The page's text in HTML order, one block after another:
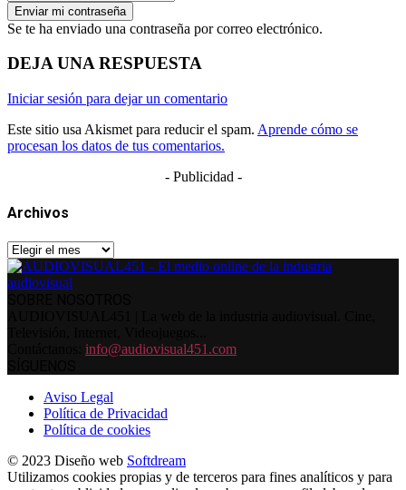
Se te ha enviado una contraseña por correo electrónico.
DEJA UNA RESPUESTA
Iniciar sesión para dejar un comentario
Este sitio usa Akismet para reducir el spam. Aprende cómo se
procesan los datos de tus comentarios.
- Publicidad -
Archivos
Archivos
info@audiovisual451.com
Aviso Legal
Política de Privacidad
Política de cookies
© 2023 Diseño web Softdream
Utilizamos cookies propias y de terceros para fines analíticos y para